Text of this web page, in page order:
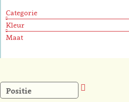
Categorie
Kleur
Maat